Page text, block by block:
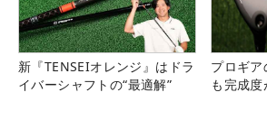
新『TENSEIオレンジ』はドラ
イバーシャフトの“最適解”
プロギア
も完成度